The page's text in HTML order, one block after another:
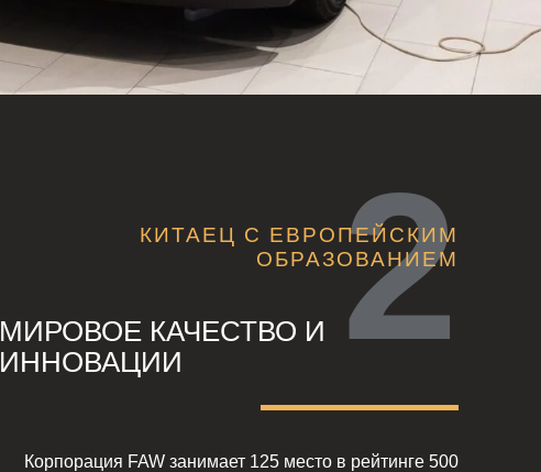
КИТАЕЦ С ЕВРОПЕЙСКИМ
ОБРАЗОВАНИЕМ
МИРОВОЕ КАЧЕСТВО И
ИННОВАЦИИ
Корпорация FAW занимает 125 место в рейтинге 500